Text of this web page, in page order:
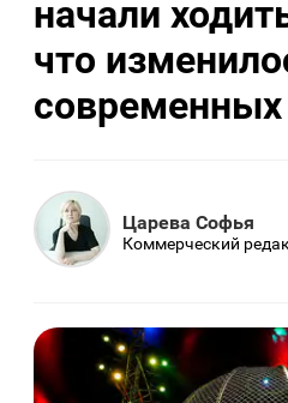
начали
что
Царева Софья
Коммерческий